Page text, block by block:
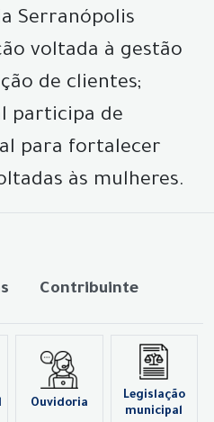
Serranópolis
voltada à gestão
de clientes;
participa de
para fortalecer
às mulheres.
Contribuinte
Ouvidoria
Legislação
municipal